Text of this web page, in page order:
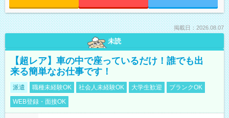
掲載日：2026.08.07
未読
【超レア】車の中で座っているだけ！誰でも出
来る簡単なお仕事です！
派遣 職種未経験OK 社会人未経験OK 大学生歓迎
ブランクOK
WEB登録・面接OK